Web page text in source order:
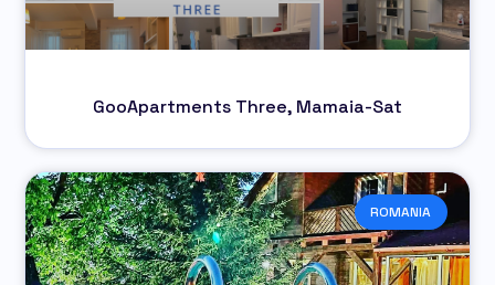
GooApartments Three, Mamaia-Sat
ROMANIA